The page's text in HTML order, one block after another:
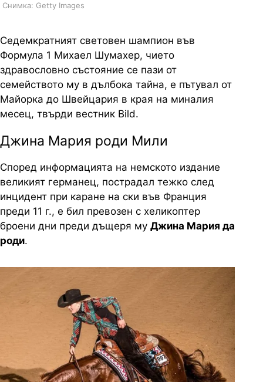
Снимка: Getty Images
Седемкратният световен шампион във
Формула 1 Михаел Шумахер, чието
здравословно състояние се пази от
семейството му в дълбока тайна, е пътувал от
Майорка до Швейцария в края на миналия
месец, твърди вестник Bild.
Джина Мария роди Мили
Според информацията на немското издание
великият германец, пострадал тежко след
инцидент при каране на ски във Франция
преди 11 г., е бил превозен с хеликоптер
броени дни преди дъщеря му Джина Мария да
роди.